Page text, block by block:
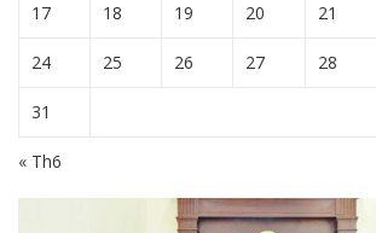
17 18 19 20 21
24 25 26 27 28
31
« Th6